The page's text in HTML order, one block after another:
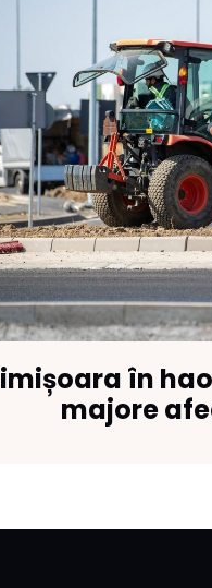
în
majore